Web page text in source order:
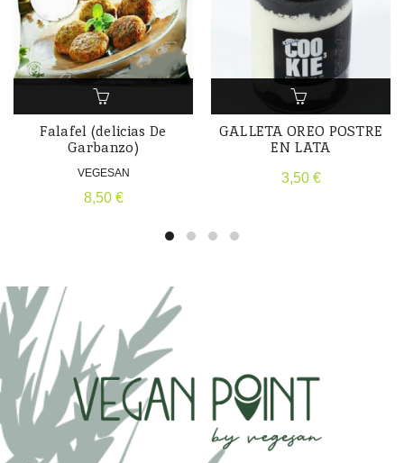
Falafel (delicias De
Garbanzo)
VEGESAN
8,50 €
GALLETA OREO POSTRE
EN LATA
3,50 €